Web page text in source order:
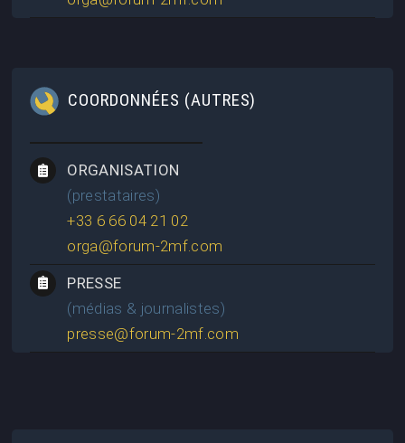
COORDONNÉES (AUTRES)
ORGANISATION
(prestataires)
+33 6 66 04 21 02
orga@forum-2mf.com
PRESSE
(médias & journalistes)
presse@forum-2mf.com